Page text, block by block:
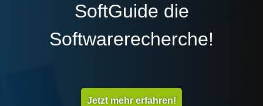
SoftGuide die
Softwarerecherche!
Jetzt mehr erfahren!